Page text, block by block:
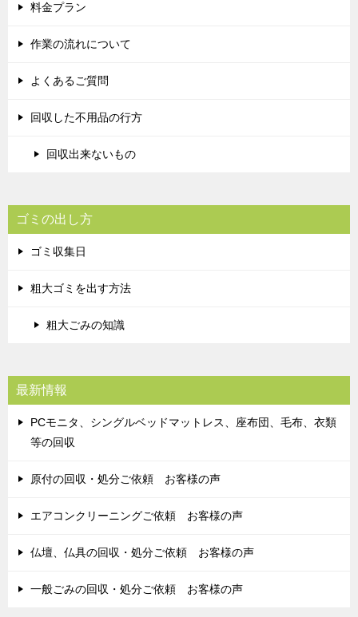
料金プラン
作業の流れについて
よくあるご質問
回収した不用品の行方
回収出来ないもの
ゴミの出し方
ゴミ収集日
粗大ゴミを出す方法
粗大ごみの知識
最新情報
PCモニタ、シングルベッドマットレス、座布団、毛布、衣類
等の回収
原付の回収・処分ご依頼 お客様の声
エアコンクリーニングご依頼 お客様の声
仏壇、仏具の回収・処分ご依頼 お客様の声
一般ごみの回収・処分ご依頼 お客様の声